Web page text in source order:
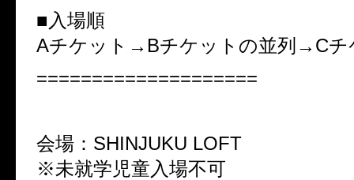
■入場順
Aチケット→Bチケットの並列→Cチ
====================
会場：SHINJUKU LOFT
※未就学児童入場不可